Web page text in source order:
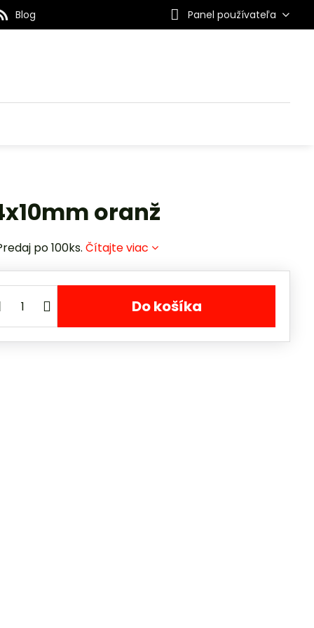
Blog Panel používateľa
oranž
po 100ks. Čítajte viac
Do košíka